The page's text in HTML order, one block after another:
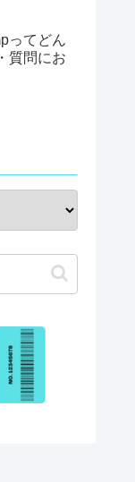
ってどん
質問にお